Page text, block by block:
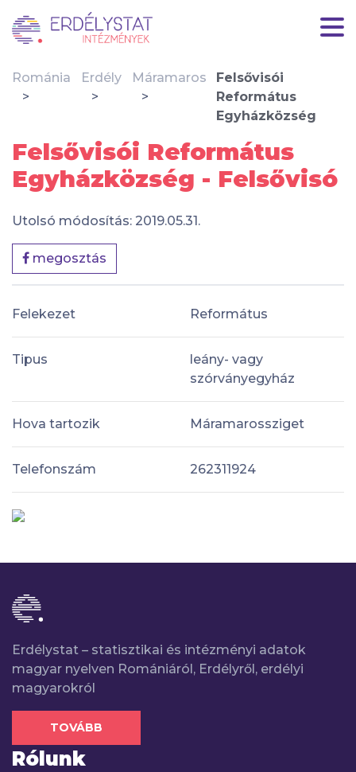
Románia Erdély Máramaros
Felsővisói
Református
Egyházközség
Felsővisói Református
Egyházközség - Felsővisó
Utolsó módosítás: 2019.05.31.
megosztás
Felekezet Református
Tipus
leány- vagy
szórványegyház
Hova tartozik Máramarossziget
Telefonszám 262311924
Erdélystat – statisztikai és intézményi adatok
magyar nyelven Romániáról, Erdélyről, erdélyi
magyarokról
TOVÁBB
Rólunk